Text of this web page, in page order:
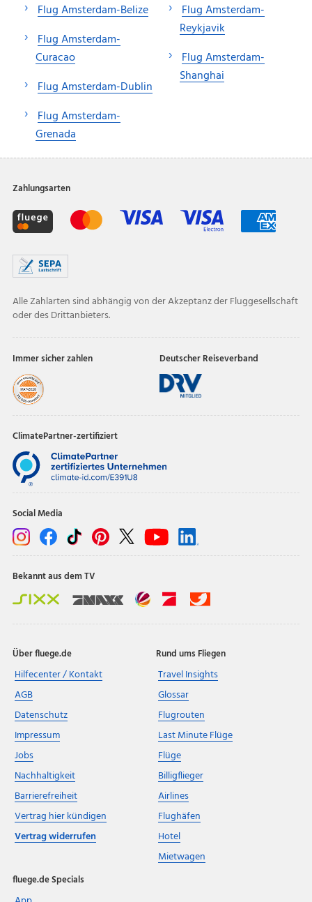
Flug Amsterdam-Belize
Flug Amsterdam-
Curacao
Flug Amsterdam-Dublin
Flug Amsterdam-
Grenada
Flug Amsterdam-
Reykjavik
Flug Amsterdam-
Shanghai